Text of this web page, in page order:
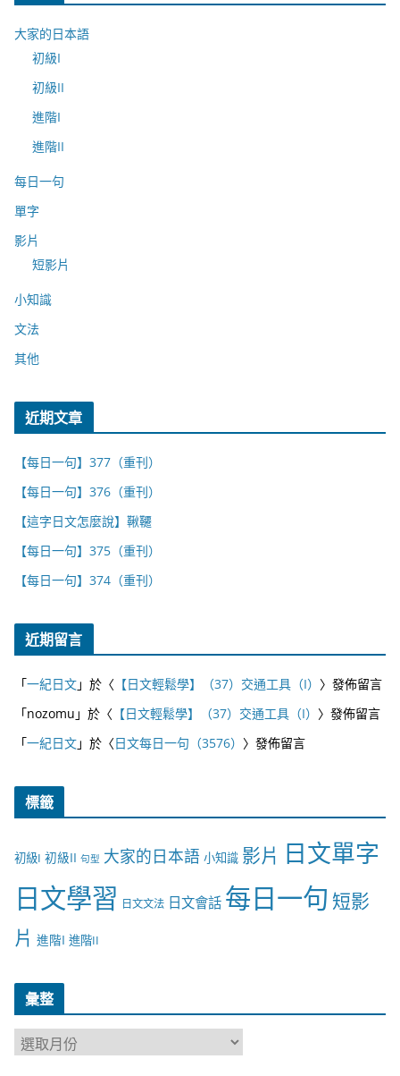
大家的日本語
初級I
初級II
進階I
進階II
每日一句
單字
影片
短影片
小知識
文法
其他
近期文章
【每日一句】377（重刊）
【每日一句】376（重刊）
【這字日文怎麼說】鞦韆
【每日一句】375（重刊）
【每日一句】374（重刊）
近期留言
「一紀日文」於〈 【日文輕鬆學】（37）交通工具（I） 〉發佈留言
「nozomu 」於〈 【日文輕鬆學】（37）交通工具（I） 〉發佈留言
「一紀日文」於〈日文每日一句（3576） 〉發佈留言
標籤
初級I 初級II 句型 大家的日本語 小知識 影片 日文單字
日文學習 日文文法 日文會話 每日一句 短影
片 進階I 進階II
彙整
彙
整